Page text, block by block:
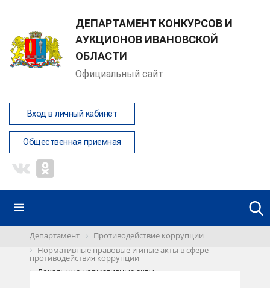
ДЕПАРТАМЕНТ КОНКУРСОВ И
АУКЦИОНОВ ИВАНОВСКОЙ
ОБЛАСТИ
Официальный сайт
Вход в личный кабинет
Общественная приемная
Департамент
Противодействие коррупции
Нормативные правовые и иные акты в сфере
противодействия коррупции
Локальные нормативные акты